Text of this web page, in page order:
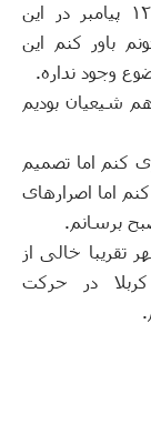
مسجد که میگن تمام ۱۲۴۰۰۰ پیامبر در این
باور کنم این
وجود نداره.
شیعیان بودیم
کنم اما تصمیم
اما اصرارهای
برسانم.
تقریبا خالی از
در حرکت
.